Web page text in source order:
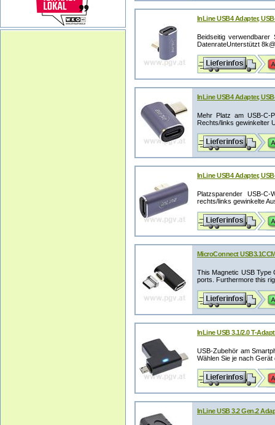
InLine USB4 Adapter,
Beidseitig
DatenrateUnterstützt
InLine USB4 Adapter,
Mehr Platz am USB-C-
Rechts/links gewinkelter
InLine USB4 Adapter,
Platzsparender USB-
rechts/links gewinkelte
MicroConnect
This Magnetic USB Type
ports. Furthermore this
InLine USB 3.1/2.0 T-
USB-Zubehör am
Wählen Sie je nach
InLine USB 3.2 Gen.2